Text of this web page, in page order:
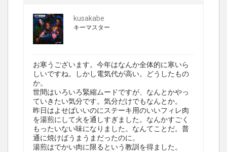
kusakabe
キーマスター
お寒うございます。今年はなんか全体的に寒いら
しいですね。しかし電気代が高い。どうしたもの
か。
世間はいろいろ緊縮ムードですが、なんとかやっ
ていきたい気分です。気分だけでもなんとか。
昨日はよせばいいのにステーキ用のいいフィレ肉
を湯煎にして火を通しすぎました。なんかすごく
もったいない味になりました。なんてことだ。普
通に焼けばうまうまだったのに。
湯煎はでかい肉に限るという教訓を得ました。